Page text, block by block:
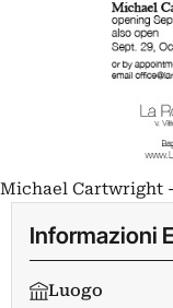
Michael Cartwright
Informazioni
Luogo